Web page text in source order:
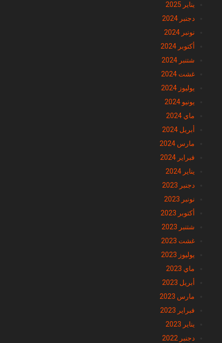
يناير 2025
دجنبر 2024
نونبر 2024
أكتوبر 2024
شتنبر 2024
غشت 2024
يوليوز 2024
يونيو 2024
ماي 2024
أبريل 2024
مارس 2024
فبراير 2024
يناير 2024
دجنبر 2023
نونبر 2023
أكتوبر 2023
شتنبر 2023
غشت 2023
يوليوز 2023
ماي 2023
أبريل 2023
مارس 2023
فبراير 2023
يناير 2023
دجنبر 2022